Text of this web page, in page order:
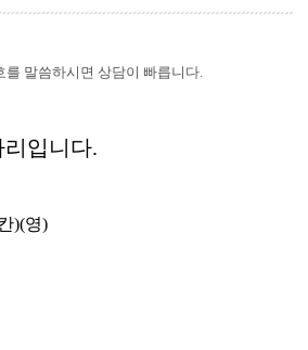
를 말씀하시면 상담이 빠릅니다.
입니다.
)(영)